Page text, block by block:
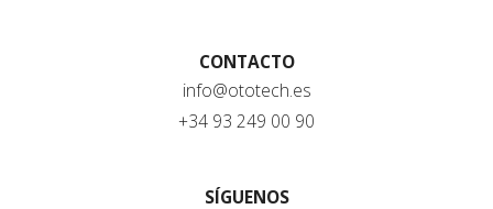
CONTACTO
info@ototech.es
+34 93 249 00 90
SÍGUENOS